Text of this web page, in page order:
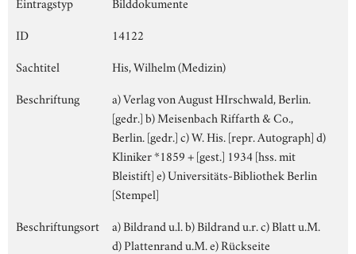
ID
14122
Sachtitel
His, Wilhelm (Medizin)
Beschriftung
a) Verlag von August HIrschwald, Berlin.
[gedr.] b) Meisenbach Riffarth & Co.,
Berlin. [gedr.] c) W. His. [repr. Autograph] d)
Kliniker *1859 + [gest.] 1934 [hss. mit
Bleistift] e) Universitäts-Bibliothek Berlin
[Stempel]
Beschriftungsort
a) Bildrand u.l. b) Bildrand u.r. c) Blatt u.M.
d) Plattenrand u.M. e) Rückseite